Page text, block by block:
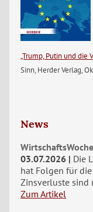
„Trump, Putin und die
Sinn, Herder Verlag,
News
03.07.2026
Die
hat Folgen für
Zinsverluste sind
Zum Artikel